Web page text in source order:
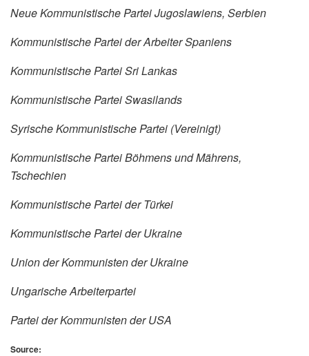
Neue Kommunistische Partei Jugoslawiens, Serbien
Kommunistische Partei der Arbeiter Spaniens
Kommunistische Partei Sri Lankas
Kommunistische Partei Swasilands
Syrische Kommunistische Partei (Vereinigt)
Kommunistische Partei Böhmens und Mährens,
Tschechien
Kommunistische Partei der Türkei
Kommunistische Partei der Ukraine
Union der Kommunisten der Ukraine
Ungarische Arbeiterpartei
Partei der Kommunisten der USA
Source: